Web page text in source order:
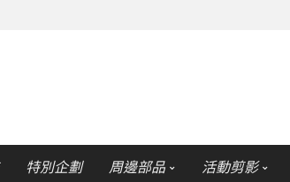
特別企劃 周邊部品 活動剪影